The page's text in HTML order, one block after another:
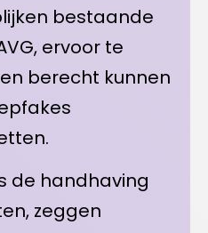
bestaande
ervoor te
berecht kunnen
de handhaving
zeggen